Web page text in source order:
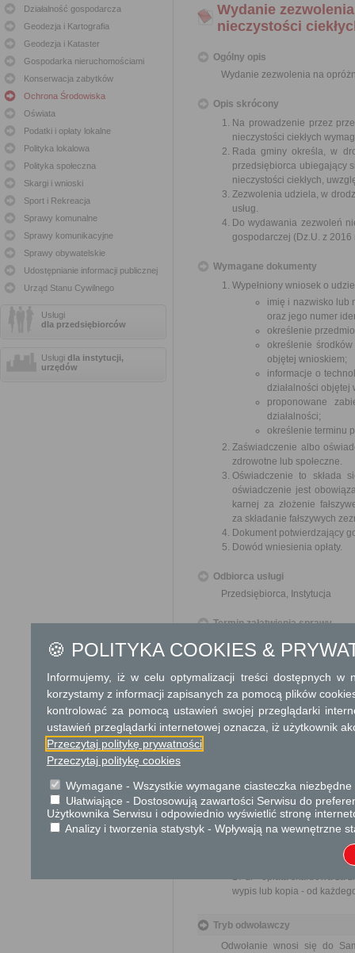
Działalność gospodarcza
Geodezja i Kartografia
Geodezja i Kataster
Gospodarka nieruchomościami
Konserwacja zabytków
Ochrona Środowiska
Oświata
Podatki i opłaty lokalne
Polityka lokalowa
Polityka społeczna
Skargi i wnioski
Sport i Rekreacja
Sprawy komunalne
Sprawy komunikacyjne
Sprawy obywatelskie
Udostępnianie informacji publicznej
Urząd Stanu Cywilnego
Usługi
dla przedsiębiorców
Usługi dla instytucji,
urzędów
Wydanie
nieczystości
Ogólny opis
Wydanie zezwolenia na
Opis skrócony
Na prowadzenie przez
nieczystości ciekłych
Rada gminy określa, w
przedsiębiorca ubiegający
nieczystości ciekłych,
Zezwolenia udziela, w
usług.
Do wydawania zezwoleń
gospodarczej (Dz.U. z
Wymagane dokumenty
Wypełniony wniosek o
imię i nazwisko lub
oraz jego numer
określenie
określenie
objętej wnioskiem;
informacje o
działalności objętej
proponowane
działalności;
określenie terminu
Zaświadczenie albo
zdrowotne lub społeczne.
Oświadczenie to składa
oświadczenie jest
karnej za złożenie
za składanie fałszywych
Dokument potwierdzający
Dowód wniesienia opłaty.
Odbiorca usługi
Przedsiębiorca, Instytucja
Termin załatwienia sprawy
Sprawa załatwiana jest
terminu nie wlicza się
od organu).
W przypadku spraw
Informacja
Opłata
107 zł - opłata skarbowa
ciekłych.
53,50 zł - opłata
objętej zezwoleniem lub
10 zł - decyzja inna, do
17 zł - opłata skarbowa za
wypis lub kopia - od
Tryb odwoławczy
Odwołanie wnosi się do
🍪 POLITYKA COOKIES &
Informujemy, iż w celu optymalizacji treści dostępnych w
korzystamy z informacji zapisanych za pomocą plików
kontrolować za pomocą ustawień swojej przeglądarki
ustawień przeglądarki internetowej oznacza, iż użytkownik
Przeczytaj politykę prywatności
Przeczytaj politykę cookies
Wymagane - Wszystkie wymagane ciasteczka
Ułatwiające - Dostosowują zawartości Serwisu do
Użytkownika Serwisu i odpowiednio wyświetlić stronę
Analizy i tworzenia statystyk - Wpływają na wewnętrzne